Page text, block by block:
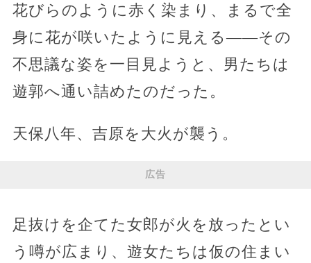
花びらのように赤く染まり、まるで全
身に花が咲いたように見える――その
不思議な姿を一目見ようと、男たちは
遊郭へ通い詰めたのだった。
天保八年、吉原を大火が襲う。
広告
足抜けを企てた女郎が火を放ったとい
う噂が広まり、遊女たちは仮の住まい